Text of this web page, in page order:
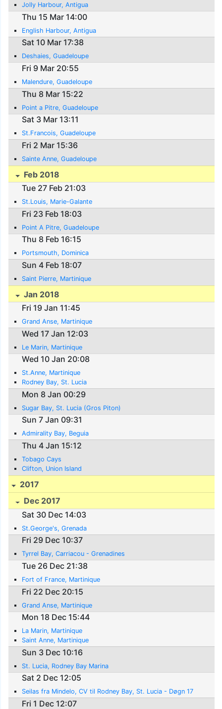
Jolly Harbour, Antigua
Thu 15 Mar 14:00
English Harbour, Antigua
Sat 10 Mar 17:38
Deshaies, Guadeloupe
Fri 9 Mar 20:55
Malendure, Guadeloupe
Thu 8 Mar 15:22
Point a Pitre, Guadeloupe
Sat 3 Mar 13:11
St.Francois, Guadeloupe
Fri 2 Mar 15:36
Sainte Anne, Guadeloupe
Feb 2018
Tue 27 Feb 21:03
St.Louis, Marie-Galante
Fri 23 Feb 18:03
Point A Pitre, Guadeloupe
Thu 8 Feb 16:15
Portsmouth, Dominica
Sun 4 Feb 18:07
Saint Pierre, Martinique
Jan 2018
Fri 19 Jan 11:45
Grand Anse, Martinique
Wed 17 Jan 12:03
Le Marin, Martinique
Wed 10 Jan 20:08
St.Anne, Martinique
Rodney Bay, St. Lucia
Mon 8 Jan 00:29
Sugar Bay, St. Lucia (Gros Piton)
Sun 7 Jan 09:31
Admirality Bay, Beguia
Thu 4 Jan 15:12
Tobago Cays
Clifton, Union Island
2017
Dec 2017
Sat 30 Dec 14:03
St.George's, Grenada
Fri 29 Dec 10:37
Tyrrel Bay, Carriacou - Grenadines
Tue 26 Dec 21:38
Fort of France, Martinique
Fri 22 Dec 20:15
Grand Anse, Martinique
Mon 18 Dec 15:44
La Marin, Martinique
Saint Anne, Martinique
Sun 3 Dec 10:16
St. Lucia, Rodney Bay Marina
Sat 2 Dec 12:05
Seilas fra Mindelo, CV til Rodney Bay, St. Lucia - Døgn 17
Fri 1 Dec 12:07